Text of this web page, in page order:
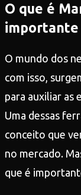
O que é
importante
O mundo dos
com isso,
para auxiliar as
Uma dessas
conceito que
no mercado.
que é